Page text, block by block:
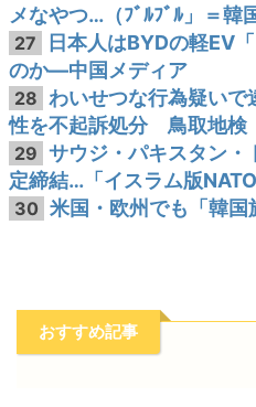
メなやつ…（ﾌﾞﾙﾌﾞﾙ」＝韓
27
日本人はBYDの軽EV
のか―中国メディア
28 わいせつな行為疑い
性を不起訴処分 鳥取地
29 サウジ・パキスタン
定締結…「イスラム版
30 米国・欧州でも「韓国
おすすめ記事